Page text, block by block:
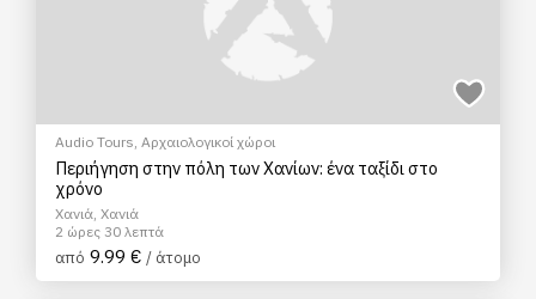
Audio Tours, Αρχαιολογικοί χώροι
Περιήγηση στην πόλη των Χανίων: ένα ταξίδι στο
χρόνο
Χανιά, Χανιά
2 ώρες 30 λεπτά
από 9.99 € / άτομο